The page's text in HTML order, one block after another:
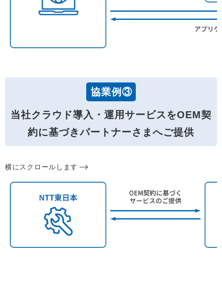
協業例③
当社クラウド導入・運用サービスをOEM契
約に基づきパートナーさまへご提供
横にスクロールします